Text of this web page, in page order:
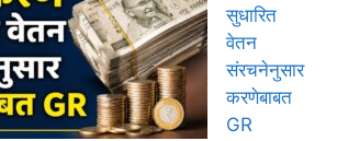
सुधारित
वेतन
संरचनेनुसार
करणेबाबत
GR